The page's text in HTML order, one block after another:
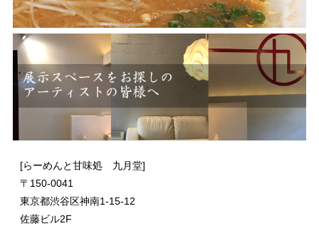
[らーめんと甘味処 九月堂]
〒 150-0041
東京都渋谷区神南1-15-12
佐藤ビル2F